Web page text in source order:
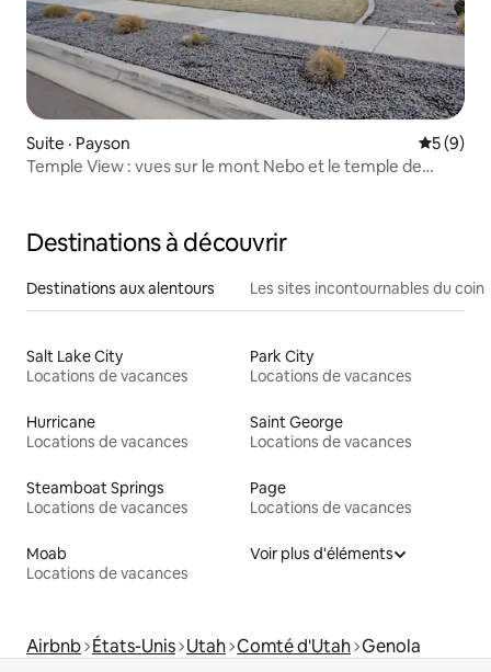
Suite · Payson Note
5 (9)
Temple View : vues sur le mont Nebo et le temple de
Destinations à découvrir
Destinations aux alentours Les sites incontournables du coin
Salt Lake City
Locations de vacances
Park City
Locations de vacances
Hurricane
Locations de vacances
Saint George
Locations de vacances
Steamboat Springs
Locations de vacances
Page
Locations de vacances
Moab
Locations de vacances
Voir plus d'éléments
Airbnb États-Unis Utah Comté d'Utah Genola